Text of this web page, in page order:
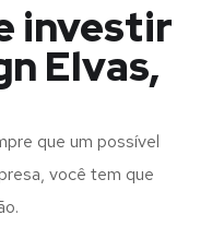
investir
Elvas,
que um possível
você tem que